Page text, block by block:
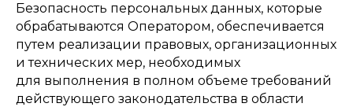
Безопасность персональных данных, которые
обрабатываются Оператором, обеспечивается
путем реализации правовых, организационных
и технических мер, необходимых
для выполнения в полном объеме требований
действующего законодательства в области
188 650, Ленинградская область, Всеволожский
район, г. Сертолово, ул. Пограничная, д. 8,
корп.1
+7 (812) 670-03-33